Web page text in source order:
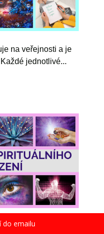
na veřejnosti a je
jednotlivé...
nervozita, horká
do emailu